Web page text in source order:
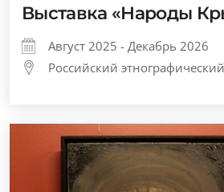
Выставка «Народы
Август 2025 - Декабрь 2026
Российский